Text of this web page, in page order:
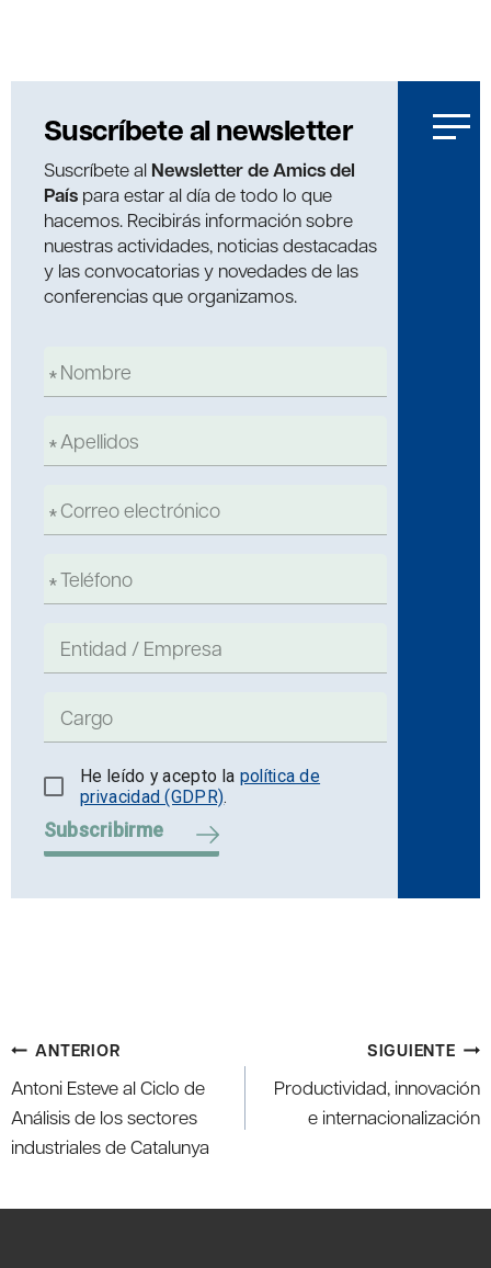
Suscríbete al newsletter
Suscríbete al Newsletter de Amics del
País para estar al día de todo lo que
hacemos. Recibirás información sobre
nuestras actividades, noticias destacadas
y las convocatorias y novedades de las
conferencias que organizamos.
He leído y acepto la política de
privacidad (GDPR).
Subscribirme
Navegación
de
entradas
ANTERIOR
Antoni Esteve al Ciclo de
Análisis de los sectores
industriales de Catalunya
SIGUIENTE
Productividad, innovación
e internacionalización